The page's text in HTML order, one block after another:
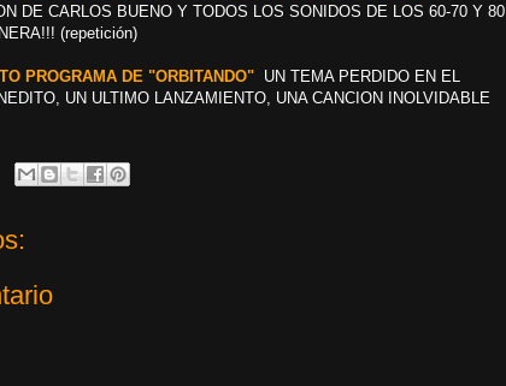
DE CARLOS BUENO Y TODOS LOS SONIDOS DE LOS 60-70 Y 80
(repetición)
PROGRAMA DE "ORBITANDO" UN TEMA PERDIDO EN EL
UN ULTIMO LANZAMIENTO, UNA CANCION INOLVIDABLE